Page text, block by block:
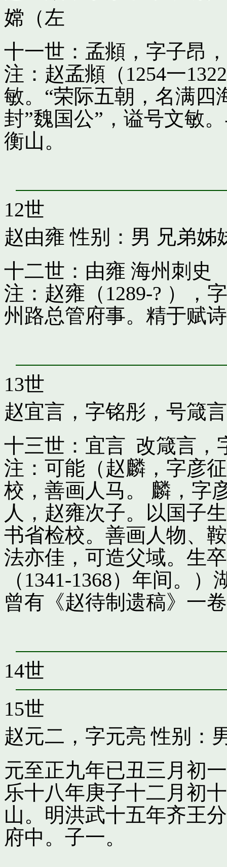
嫦（左
十一世：孟頫，字子昂
注：赵孟頫（1254一
敏。“荣际五朝，名满四
封”魏国公”，谥号文敏
衡山。
12世
赵由雍 性别：男 兄弟姊
十二世：由雍 海州刺史
注：赵雍（1289-? ），
州路总管府事。精于赋
13世
赵宜言，字铭彤，号箴言
十三世：宜言 改箴言，
注：可能（赵麟，字彦
校，善画人马。 麟，字
人，赵雍次子。以国子
书省检校。善画人物、
法亦佳，可造父域。生
（1341-1368）年间。
曾有《赵待制遗稿》一
14世
15世
赵元二，字元亮 性别：
元至正九年已丑三月初
乐十八年庚子十二月初
山。明洪武十五年齐王
府中。子一。